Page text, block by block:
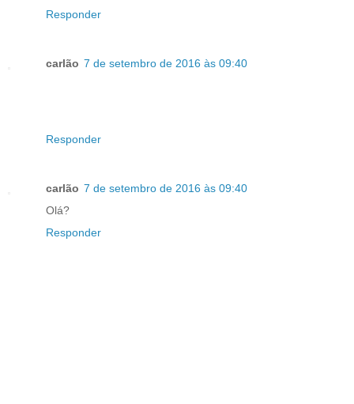
Responder
carlão 7 de setembro de 2016 às 09:40
Responder
carlão 7 de setembro de 2016 às 09:40
Olá?
Responder